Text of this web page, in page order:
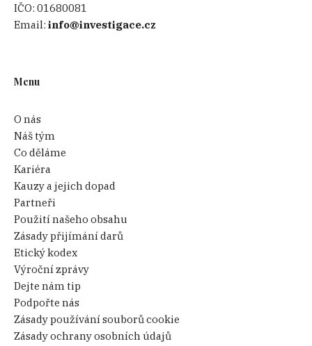
IČO:01680081
Email:info@investigace.cz
Menu
O nás
Náš tým
Co děláme
Kariéra
Kauzy a jejich dopad
Partneři
Použití našeho obsahu
Zásady přijímání darů
Etický kodex
Výroční zprávy
Dejte nám tip
Podpořte nás
Zásady používání souborů cookie
Zásady ochrany osobních údajů